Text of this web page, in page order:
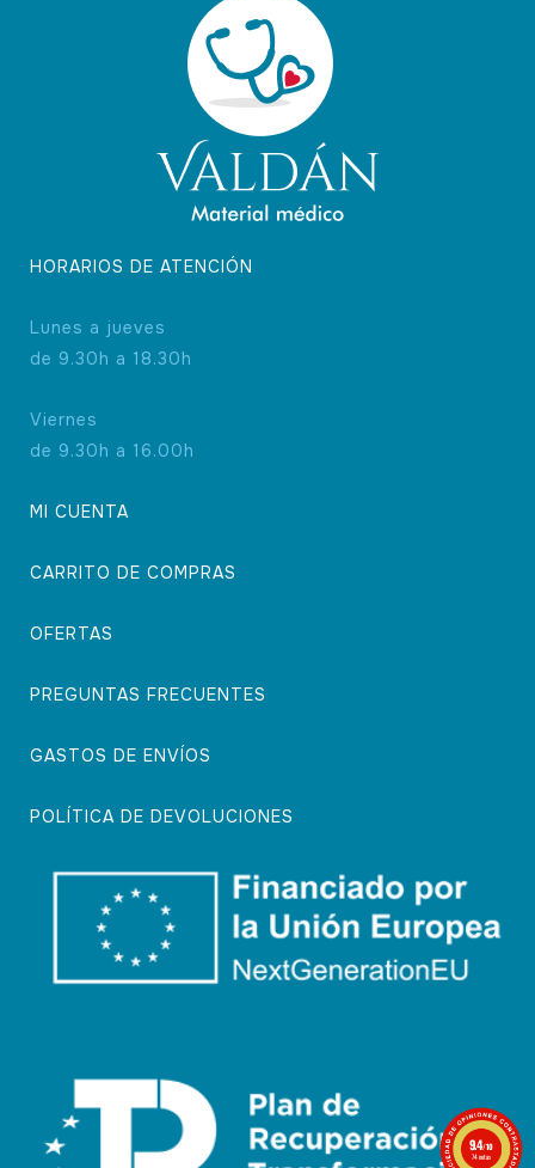
HORARIOS DE ATENCIÓN
Lunes a jueves
de 9.30h a 18.30h
Viernes
de 9.30h a 16.00h
MI CUENTA
CARRITO DE COMPRAS
OFERTAS
PREGUNTAS FRECUENTES
GASTOS DE ENVÍOS
POLÍTICA DE DEVOLUCIONES
9.4/10
74 notas